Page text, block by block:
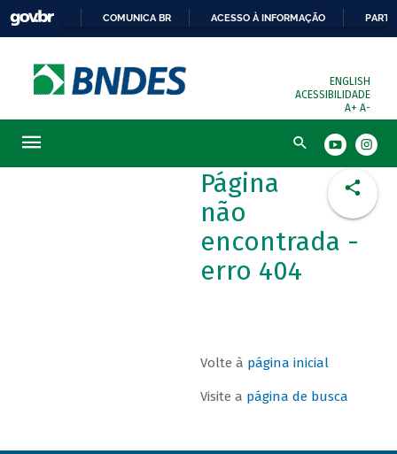
COMUNICA BR ACESSO À INFORMAÇÃO
ENGLISH
ACESSIBILIDADE
A+ A-
Busca
Página
não
encontrada -
erro 404
Volte à página inicial
Visite a página de busca